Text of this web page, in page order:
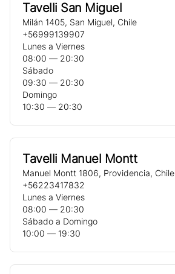
Tavelli San Miguel
Milán 1405, San Miguel, Chile
+56999139907
Lunes a Viernes
08:00 ― 20:30
Sábado
09:30 ― 20:30
Domingo
10:30 ― 20:30
Tavelli Manuel Montt
Manuel Montt 1806, Providencia, Chile
+56223417832
Lunes a Viernes
08:00 ― 20:30
Sábado a Domingo
10:00 ― 19:30